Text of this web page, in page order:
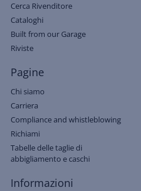
Cerca Rivenditore
Cataloghi
Built from our Garage
Riviste
Pagine
Chi siamo
Carriera
Compliance and whistleblowing
Richiami
Tabelle delle taglie di
abbigliamento e caschi
Informazioni